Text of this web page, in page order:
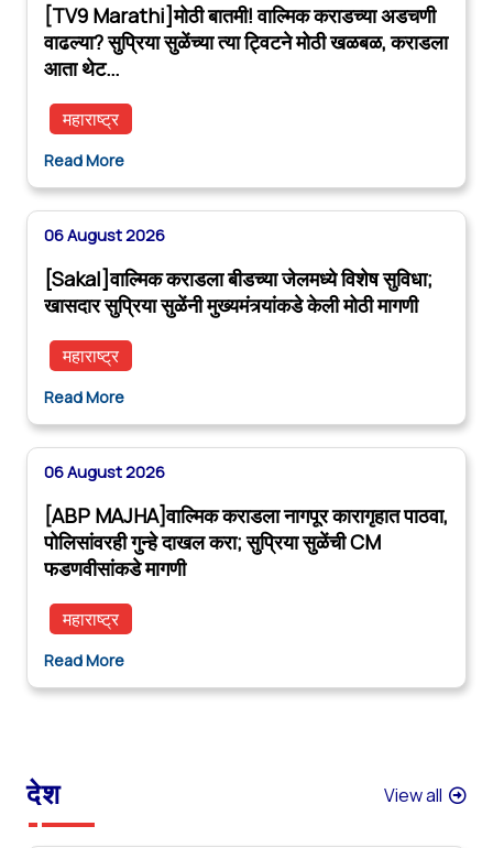
[TV9 Marathi]मोठी बातमी! वाल्मिक कराडच्या अडचणी
वाढल्या? सुप्रिया सुळेंच्या त्या ट्विटने मोठी खळबळ, कराडला
आता थेट…
महाराष्ट्र
Read More
06 August 2026
[Sakal]वाल्मिक कराडला बीडच्या जेलमध्ये विशेष सुविधा;
खासदार सुप्रिया सुळेंनी मुख्यमंत्र्यांकडे केली मोठी मागणी
महाराष्ट्र
Read More
06 August 2026
[ABP MAJHA]वाल्मिक कराडला नागपूर कारागृहात पाठवा,
पोलिसांवरही गुन्हे दाखल करा; सुप्रिया सुळेंची CM
फडणवीसांकडे मागणी
महाराष्ट्र
Read More
देश View all